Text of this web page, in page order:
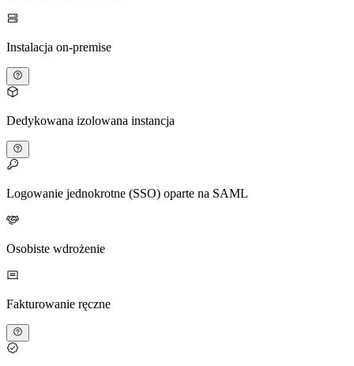
Instalacja on-premise
Dedykowana izolowana instancja
Logowanie jednokrotne (SSO) oparte na SAML
Osobiste wdrożenie
Fakturowanie ręczne